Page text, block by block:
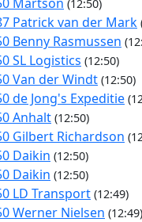
(12:50)
Patrick van der Mark
Benny Rasmussen
SL Logistics (12:50)
Van der Windt (12:50)
de Jong's Expeditie
Anhalt (12:50)
Gilbert Richardson
Daikin (12:50)
Daikin (12:50)
LD Transport (12:49)
Werner Nielsen (12:49)